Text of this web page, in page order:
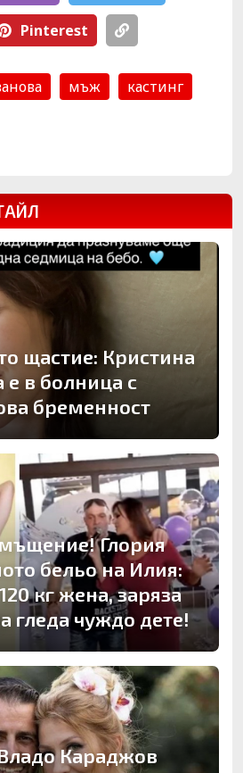
Pinterest
мъж
кастинг
щастие: Кристина
е в болница с
бременност
Глория
бельо на Илия:
кг жена, заряза
гледа чуждо дете!
Караджов